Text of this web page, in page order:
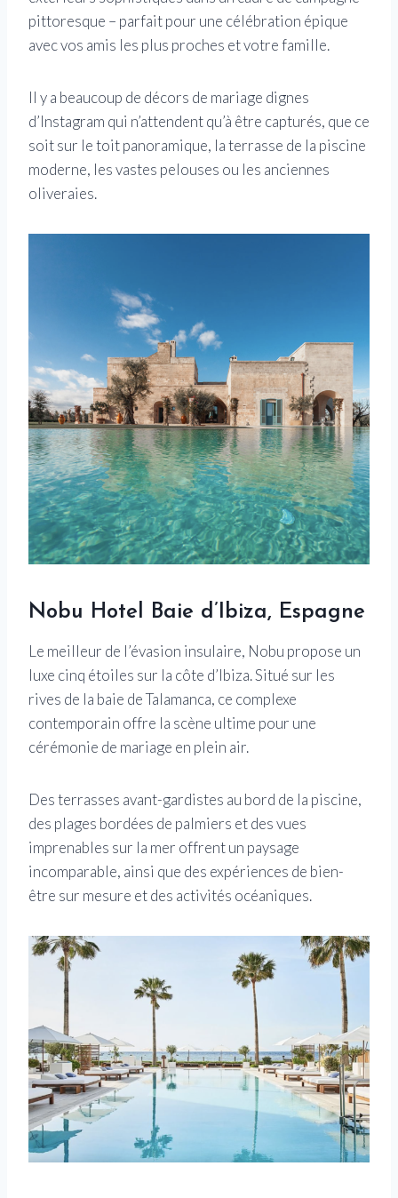
pittoresque – parfait pour une célébration épique
avec vos amis les plus proches et votre famille.
Il y a beaucoup de décors de mariage dignes
d’Instagram qui n’attendent qu’à être capturés, que ce
soit sur le toit panoramique, la terrasse de la piscine
moderne, les vastes pelouses ou les anciennes
oliveraies.
Nobu Hotel Baie d’Ibiza, Espagne
Le meilleur de l’évasion insulaire, Nobu propose un
luxe cinq étoiles sur la côte d’Ibiza. Situé sur les
rives de la baie de Talamanca, ce complexe
contemporain offre la scène ultime pour une
cérémonie de mariage en plein air.
Des terrasses avant-gardistes au bord de la piscine,
des plages bordées de palmiers et des vues
imprenables sur la mer offrent un paysage
incomparable, ainsi que des expériences de bien-
être sur mesure et des activités océaniques.